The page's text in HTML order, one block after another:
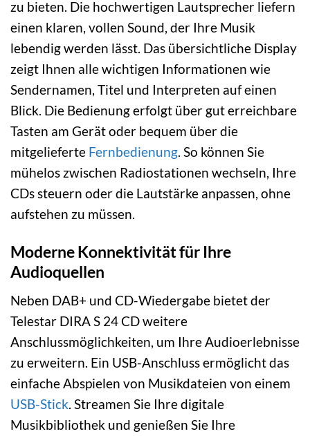
zu bieten. Die hochwertigen Lautsprecher liefern
einen klaren, vollen Sound, der Ihre Musik
lebendig werden lässt. Das übersichtliche Display
zeigt Ihnen alle wichtigen Informationen wie
Sendernamen, Titel und Interpreten auf einen
Blick. Die Bedienung erfolgt über gut erreichbare
Tasten am Gerät oder bequem über die
mitgelieferte Fernbedienung. So können Sie
mühelos zwischen Radiostationen wechseln, Ihre
CDs steuern oder die Lautstärke anpassen, ohne
aufstehen zu müssen.
Moderne Konnektivität für Ihre
Audioquellen
Neben DAB+ und CD-Wiedergabe bietet der
Telestar DIRA S 24 CD weitere
Anschlussmöglichkeiten, um Ihre Audioerlebnisse
zu erweitern. Ein USB-Anschluss ermöglicht das
einfache Abspielen von Musikdateien von einem
USB-Stick . Streamen Sie Ihre digitale
Musikbibliothek und genießen Sie Ihre